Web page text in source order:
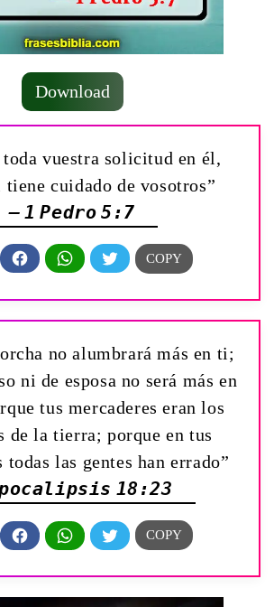
Download
toda vuestra solicitud en él,
tiene cuidado de vosotros”
— 1 Pedro 5:7
no alumbrará más en ti;
ni de esposa no será más en
tus mercaderes eran los
de la tierra; porque en tus
todas las gentes han errado”
18:23